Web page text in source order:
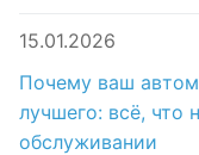
15.01.2026
Почему ваш
лучшего: всё, что
обслуживании